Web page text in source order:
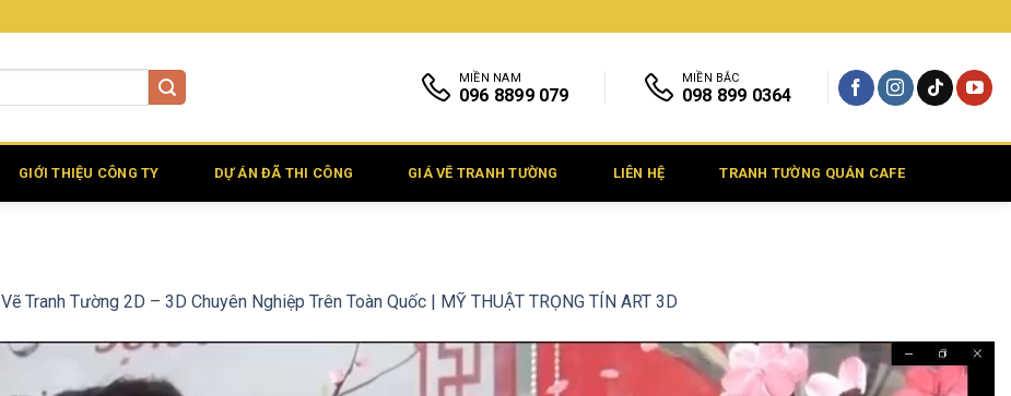
MIỀN NAM
096 8899 079
MIỀN BẮC
098 899 0364
GIỚI THIỆU CÔNG TY DỰ ÁN ĐÃ THI CÔNG GIÁ VẼ TRANH TƯỜNG LIÊN HỆ TRANH TƯỜNG QUÁN CAFE
Vẽ Tranh Tường 2D – 3D Chuyên Nghiệp Trên Toàn Quốc | MỸ THUẬT TRỌNG TÍN ART 3D